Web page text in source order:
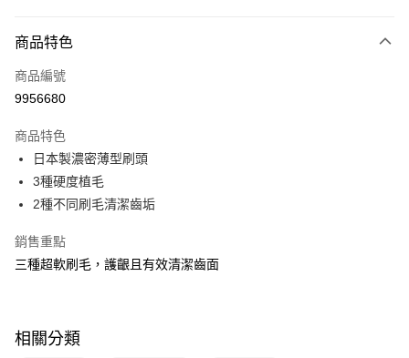
POYA支付
信用卡一次付款
LINE Pay
Apple Pay
悠遊付
相關說明
商品特色
商品編號
9956680
商品特色
日本製濃密薄型刷頭
3種硬度植毛
2種不同刷毛清潔齒垢
銷售重點
三種超軟刷毛，護齦且有效清潔齒面
相關分類